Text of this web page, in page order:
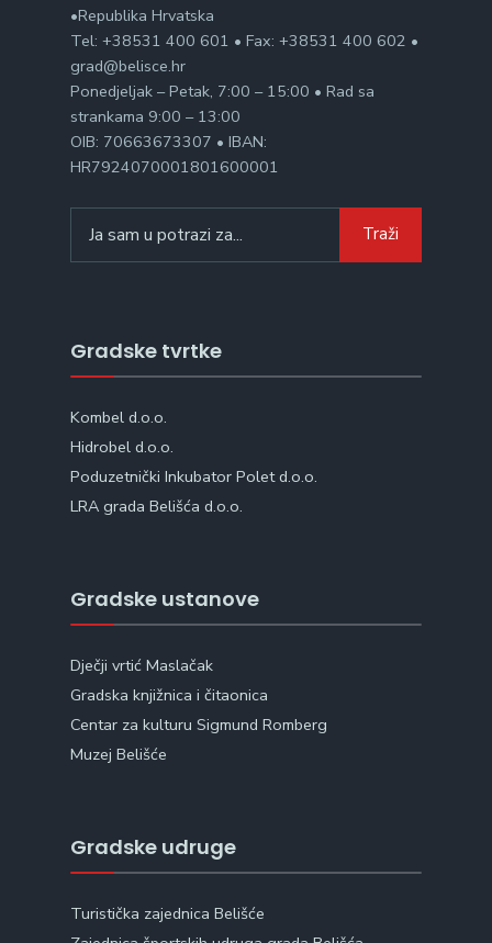
•Republika Hrvatska
Tel: +38531 400 601 • Fax: +38531 400 602 •
grad@belisce.hr
Ponedjeljak – Petak, 7:00 – 15:00 • Rad sa
strankama 9:00 – 13:00
OIB: 70663673307 • IBAN:
HR7924070001801600001
for:
Traži
Gradske tvrtke
Kombel d.o.o.
Hidrobel d.o.o.
Poduzetnički Inkubator Polet d.o.o.
LRA grada Belišća d.o.o.
Gradske ustanove
Dječji vrtić Maslačak
Gradska knjižnica i čitaonica
Centar za kulturu Sigmund Romberg
Muzej Belišće
Gradske udruge
Turistička zajednica Belišće